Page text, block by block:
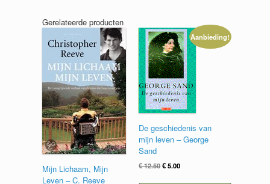
Gerelateerde producten
Mijn Lichaam, Mijn
Leven – C. Reeve
Aanbieding!
De geschiedenis van
mijn leven – George
Sand
€12.50Oorspronkelijke
€5.00Huidige